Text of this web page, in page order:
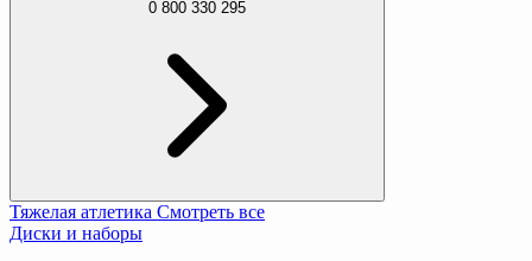
0 800 330 295
Тяжелая атлетика Смотреть все
Диски и наборы